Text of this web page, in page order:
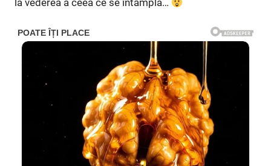
la vederea a ceea ce se întâmpla…